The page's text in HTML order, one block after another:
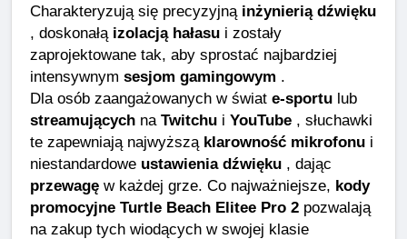
Charakteryzują się precyzyjną inżynierią dźwięku
, doskonałą izolacją hałasu i zostały
zaprojektowane tak, aby sprostać najbardziej
intensywnym sesjom gamingowym .
Dla osób zaangażowanych w świat e-sportu lub
streamujących na Twitchu i YouTube , słuchawki
te zapewniają najwyższą klarowność mikrofonu i
niestandardowe ustawienia dźwięku , dając
przewagę w każdej grze. Co najważniejsze, kody
promocyjne Turtle Beach Elitee Pro 2 pozwalają
na zakup tych wiodących w swojej klasie